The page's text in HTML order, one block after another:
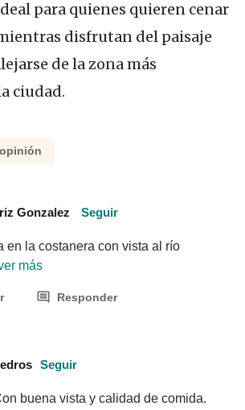
para quienes quieren cenar
disfrutan del paisaje
de la zona más
ciudad.
Gonzalez Seguir
en la costanera con vista al río
más
Responder
Seguir
buena vista y calidad de comida.